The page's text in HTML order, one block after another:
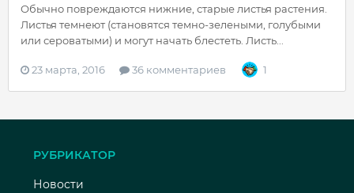
Обычно повреждаются нижние, старые листья растения.
Листья темнеют (становятся темно-зелеными, голубыми
или сероватыми) и могут начать блестеть. Листь...
23 марта, 2016 36 комментариев 1
РУБРИКАТОР
Новости